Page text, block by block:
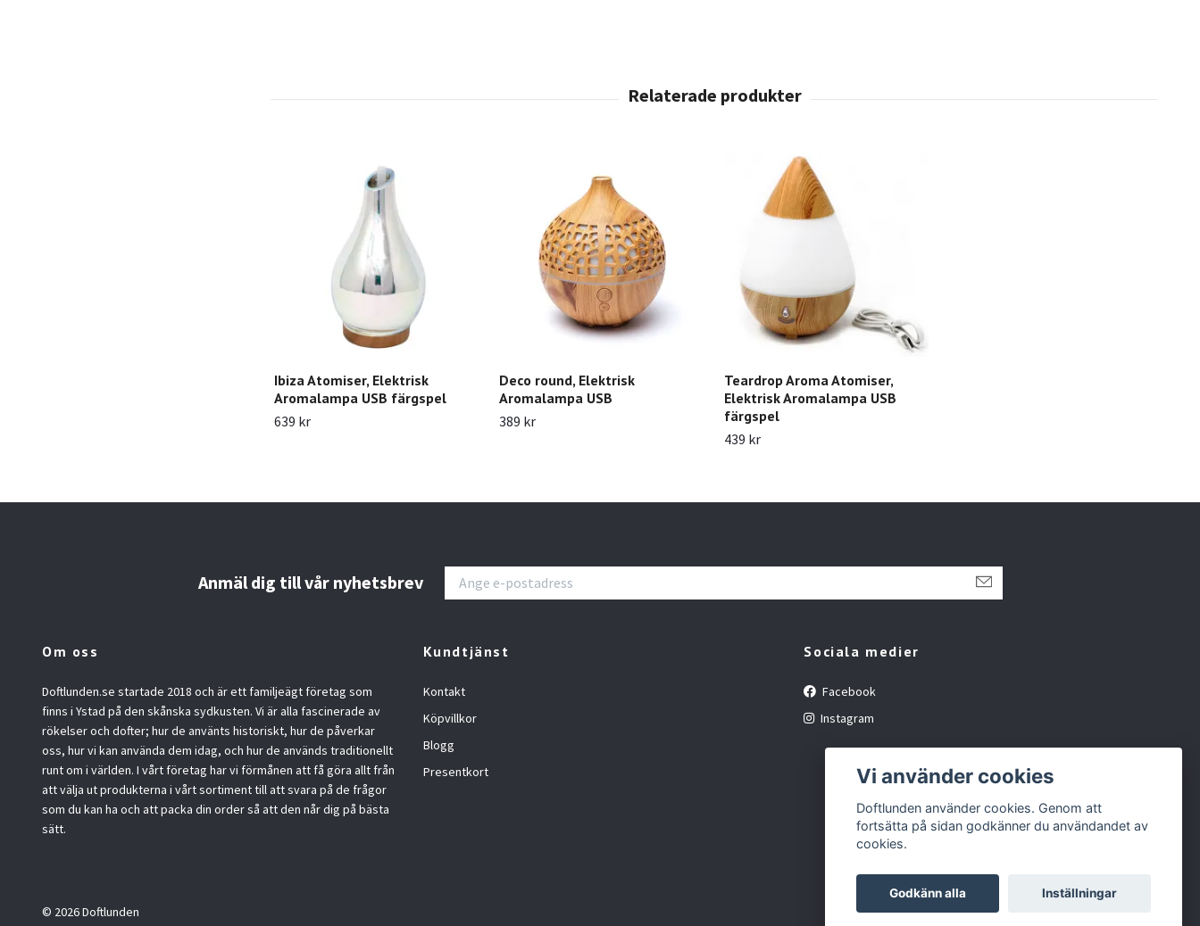
Ibiza Atomiser, Elektrisk
Aromalampa USB färgspel
639 kr
Deco round, Elektrisk
Aromalampa USB
389 kr
Teardrop Aroma Atomiser,
Elektrisk Aromalampa USB
färgspel
439 kr
Anmäl dig till vår nyhetsbrev
Om oss
Doftlunden.se startade 2018 och är ett familjeägt företag som
finns i Ystad på den skånska sydkusten. Vi är alla fascinerade av
rökelser och dofter; hur de använts historiskt, hur de påverkar
oss, hur vi kan använda dem idag, och hur de används traditionellt
runt om i världen. I vårt företag har vi förmånen att få göra allt från
att välja ut produkterna i vårt sortiment till att svara på de frågor
som du kan ha och att packa din order så att den når dig på bästa
sätt.
Kundtjänst
Kontakt
Köpvillkor
Blogg
Presentkort
Sociala medier
Facebook
Instagram
© 2026 Doftlunden
Vi använder cookies
Doftlunden använder cookies. Genom att
fortsätta på sidan godkänner du användandet av
cookies.
Godkänn alla Inställningar